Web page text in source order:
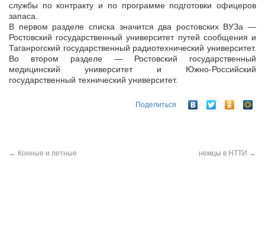
службы по контракту и по программе подготовки офицеров
запаса.
В первом разделе списка значится два ростовских ВУЗа —
Ростовский государственный университет путей сообщения и
Таганрогский государственный радиотехнический университет.
Во втором разделе — Ростовский государственный
медицинский университет и Южно-Российский
государственный технический университет.
Поделиться
← Конные и летные немцы в НТТИ →